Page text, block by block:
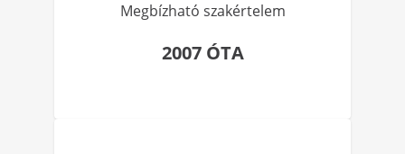
Megbízható szakértelem
2007 ÓTA